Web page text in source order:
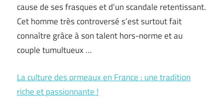
cause de ses frasques et d’un scandale retentissant.
Cet homme très controversé s’est surtout fait
connaître grâce à son talent hors-norme et au
couple tumultueux …
La culture des ormeaux en France : une tradition
riche et passionnante !